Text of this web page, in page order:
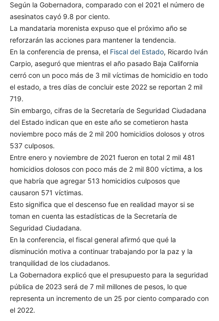
Según la Gobernadora, comparado con el 2021 el número de
asesinatos cayó 9.8 por ciento.
La mandataria morenista expuso que el próximo año se
reforzarán las acciones para mantener la tendencia.
En la conferencia de prensa, el Fiscal del Estado, Ricardo Iván
Carpio, aseguró que mientras el año pasado Baja California
cerró con un poco más de 3 mil víctimas de homicidio en todo
el estado, a tres días de concluir este 2022 se reportan 2 mil
719.
Sin embargo, cifras de la Secretaría de Seguridad Ciudadana
del Estado indican que en este año se cometieron hasta
noviembre poco más de 2 mil 200 homicidios dolosos y otros
537 culposos.
Entre enero y noviembre de 2021 fueron en total 2 mil 481
homicidios dolosos con poco más de 2 mil 800 víctima, a los
que habría que agregar 513 homicidios culposos que
causaron 571 víctimas.
Esto significa que el descenso fue en realidad mayor si se
toman en cuenta las estadísticas de la Secretaría de
Seguridad Ciudadana.
En la conferencia, el fiscal general afirmó que qué la
disminución motiva a continuar trabajando por la paz y la
tranquilidad de los ciudadanos.
La Gobernadora explicó que el presupuesto para la seguridad
pública de 2023 será de 7 mil millones de pesos, lo que
representa un incremento de un 25 por ciento comparado con
el 2022.